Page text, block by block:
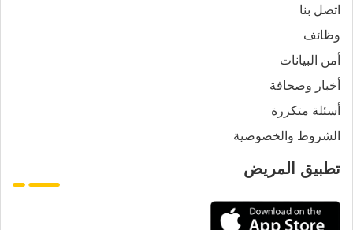
اتصل بنا
وظائف
أمن البيانات
أخبار وصحافة
أسئلة متكررة
الشروط والخصوصية
تطبيق المريض